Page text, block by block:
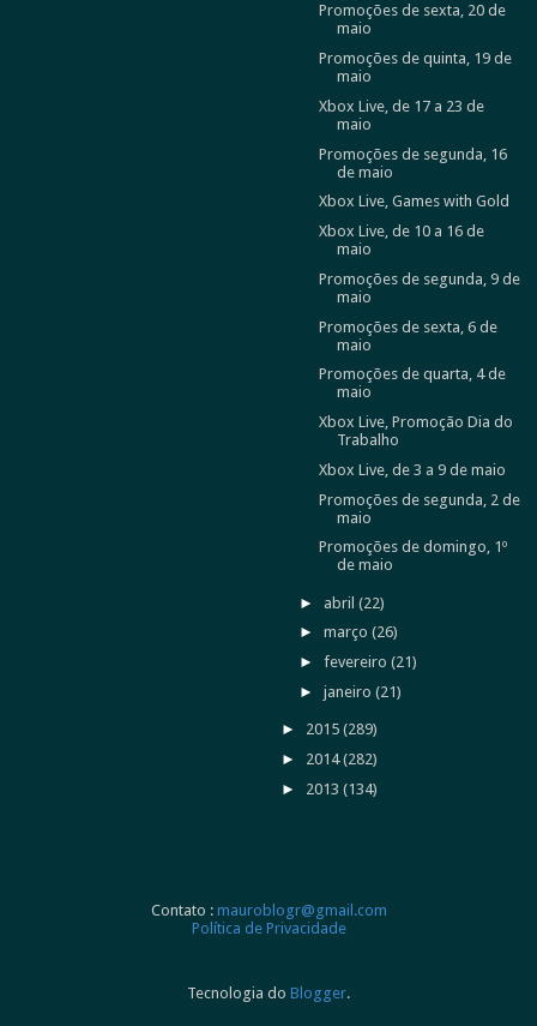
Promoções de sexta, 20 de
maio
Promoções de quinta, 19 de
maio
Xbox Live, de 17 a 23 de
maio
Promoções de segunda, 16
de maio
Xbox Live, Games with Gold
Xbox Live, de 10 a 16 de
maio
Promoções de segunda, 9 de
maio
Promoções de sexta, 6 de
maio
Promoções de quarta, 4 de
maio
Xbox Live, Promoção Dia do
Trabalho
Xbox Live, de 3 a 9 de maio
Promoções de segunda, 2 de
maio
Promoções de domingo, 1º
de maio
► abril(22)
►março(26)
►fevereiro(21)
►janeiro(21)
► 2015 (289)
► 2014(282)
► 2013 (134)
Contato : mauroblogr@gmail.com
Política de Privacidade
Tecnologia do Blogger.